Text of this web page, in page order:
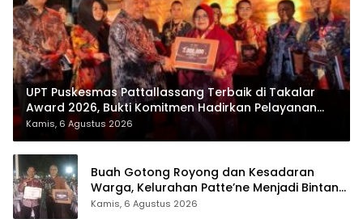
UPT Puskesmas Pattallassang Terbaik di Takalar
Award 2026, Bukti Komitmen Hadirkan Pelayanan
Kesehatan Berkualitas
Kamis, 6 Agustus 2026
Buah Gotong Royong dan Kesadaran
Warga, Kelurahan Patte’ne Menjadi Bintang
Takalar Award 2026
Kamis, 6 Agustus 2026